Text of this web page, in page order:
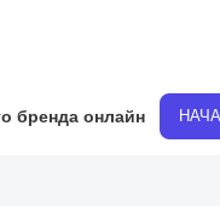
бренда онлайн